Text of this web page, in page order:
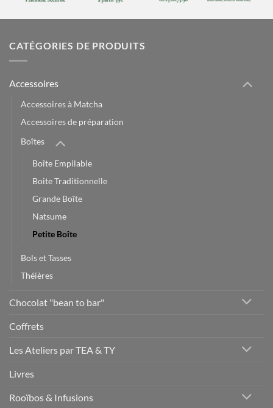
CATÉGORIES DE PRODUITS
Accessoires
Accessoires à Matcha
Accessoires de préparation
Boîtes
Boîte Empilable
Boite Traditionnelle
Grande Boîte
Natsume
Petite Boîte
Bols et Tasses
Théières
Chocolat "bean to bar"
Coffrets
Les Ateliers par TEA & TY
Livres
Rooïbos & Infusions